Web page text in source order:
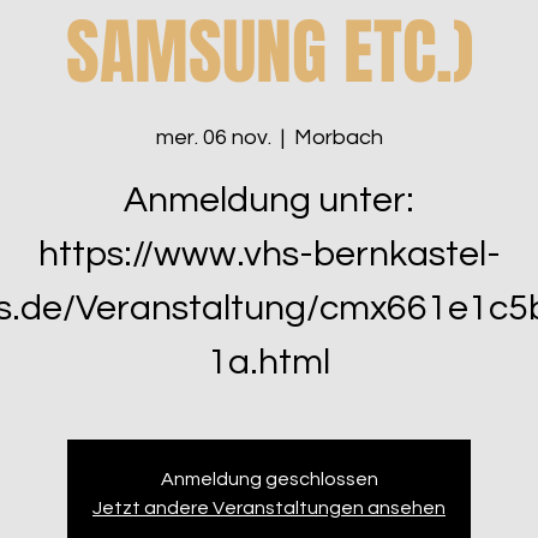
SAMSUNG ETC.)
mer. 06 nov.
  |
Morbach
Anmeldung unter:
https://www.vhs-bernkastel-
Veranstaltung/
1a.html
Anmeldung geschlossen
Jetzt andere Veranstaltungen ansehen